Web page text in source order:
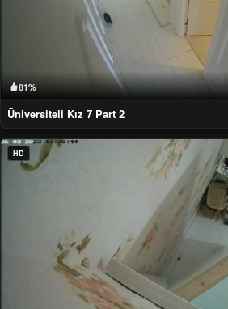
81%
Üniversiteli Kız 7 Part 2
HD